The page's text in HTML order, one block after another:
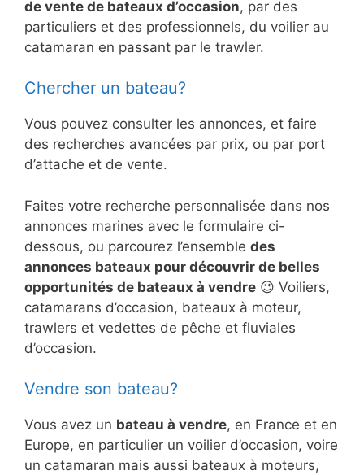
de vente de bateaux d’occasion, par des
particuliers et des professionnels, du voilier au
catamaran en passant par le trawler.
Chercher un bateau?
Vous pouvez consulter les annonces, et faire
des recherches avancées par prix, ou par port
d’attache et de vente.
Faites votre recherche personnalisée dans nos
annonces marines avec le formulaire ci-
dessous, ou parcourez l’ensemble des
annonces bateaux pour découvrir de belles
opportunités de bateaux à vendre 😉 Voiliers,
catamarans d’occasion, bateaux à moteur,
trawlers et vedettes de pêche et fluviales
d’occasion.
Vendre son bateau?
Vous avez un bateau à vendre, en France et en
Europe, en particulier un voilier d’occasion, voire
un catamaran mais aussi bateaux à moteurs,